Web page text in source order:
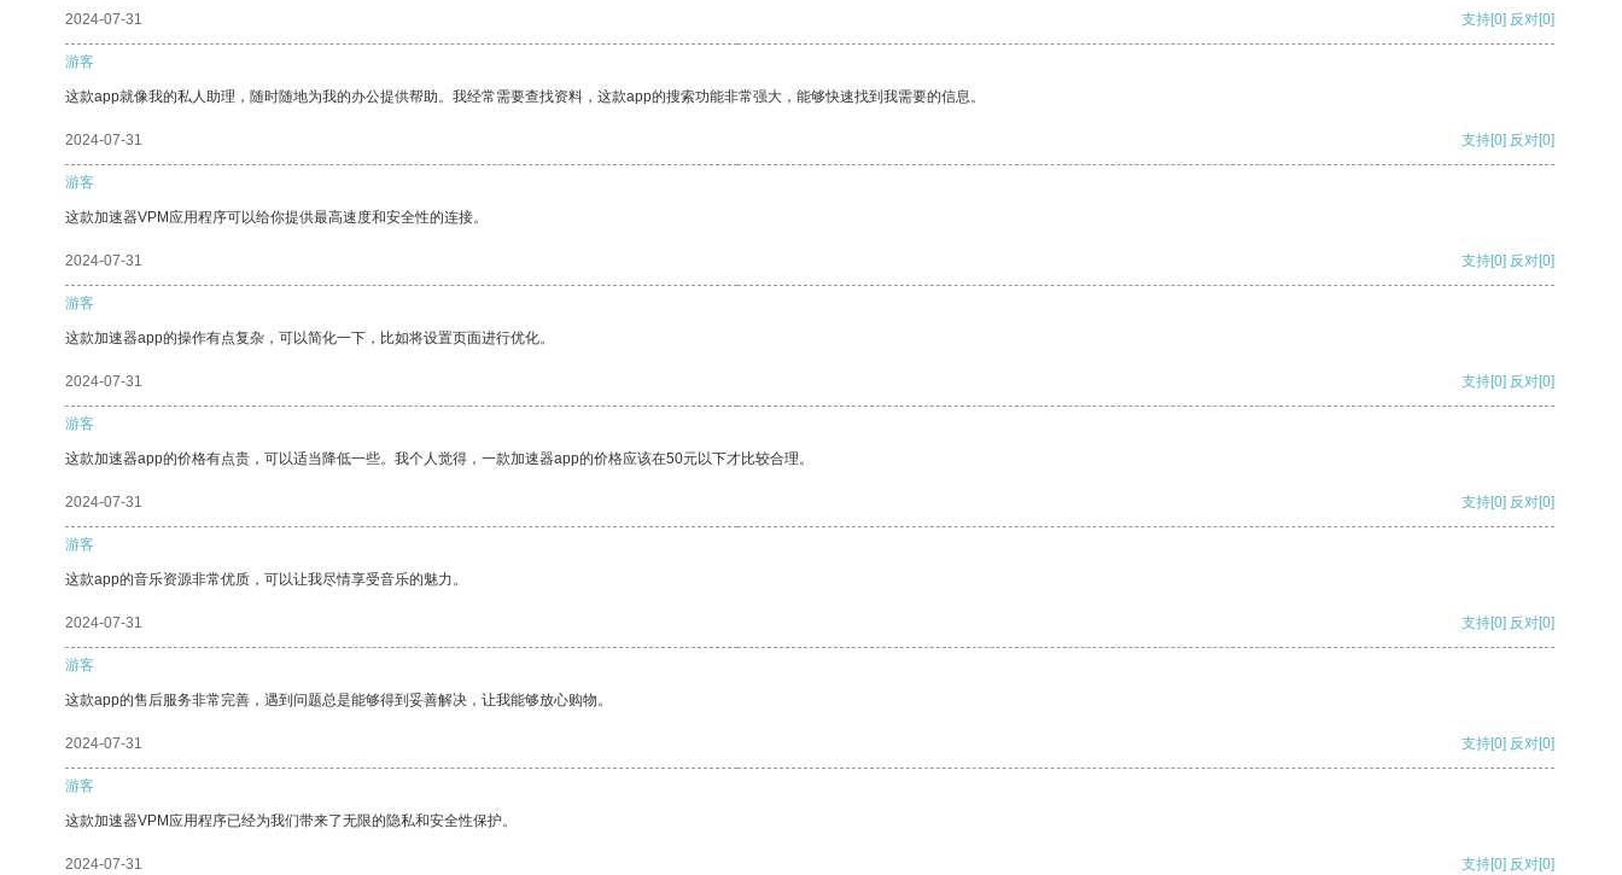
2024-07-31 支持[0] 反对[0]
游客
这款app就像我的私人助理，随时随地为我的办公提供帮助。我经常需要查找资料，这款app的搜索功能非常强大，能够快速找到我需要的信息。
2024-07-31 支持[0] 反对[0]
游客
这款加速器VPM应用程序可以给你提供最高速度和安全性的连接。
2024-07-31 支持[0] 反对[0]
游客
这款加速器app的操作有点复杂，可以简化一下，比如将设置页面进行优化。
2024-07-31 支持[0] 反对[0]
游客
这款加速器app的价格有点贵，可以适当降低一些。我个人觉得，一款加速器app的价格应该在50元以下才比较合理。
2024-07-31 支持[0] 反对[0]
游客
这款app的音乐资源非常优质，可以让我尽情享受音乐的魅力。
2024-07-31 支持[0] 反对[0]
游客
这款app的售后服务非常完善，遇到问题总是能够得到妥善解决，让我能够放心购物。
2024-07-31 支持[0] 反对[0]
游客
这款加速器VPM应用程序已经为我们带来了无限的隐私和安全性保护。
2024-07-31 支持[0] 反对[0]